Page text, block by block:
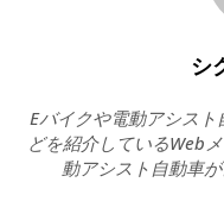
シ
Eバイクや電動アシス
どを紹介しているWeb
動アシスト自動車